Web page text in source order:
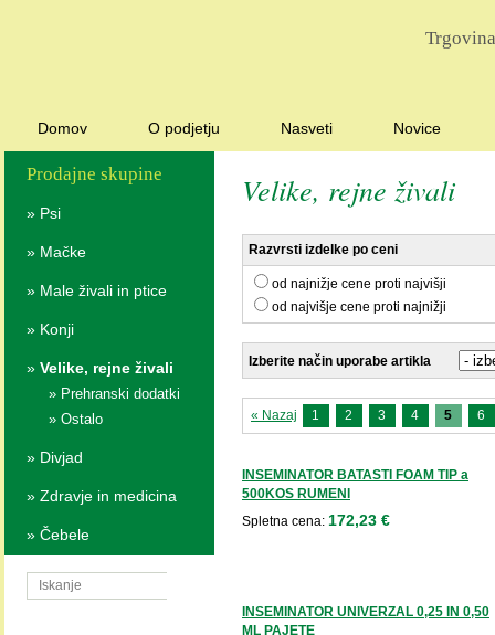
Domov O podjetju Nasveti Novice
Prodajne skupine
» Psi
» Mačke
» Male živali in ptice
» Konji
» Velike, rejne živali
» Prehranski dodatki
» Ostalo
» Divjad
» Zdravje in medicina
» Čebele
Velike, rejne živali
Razvrsti izdelke po ceni
od najnižje cene proti najvišji
od najvišje cene proti najnižji
Izberite način uporabe artikla
« Nazaj 1 2 3 4 5 6
INSEMINATOR BATASTI FOAM TIP a
500KOS RUMENI
Spletna cena: 172,23 €
INSEMINATOR UNIVERZAL 0,25 IN 0,50
ML PAJETE